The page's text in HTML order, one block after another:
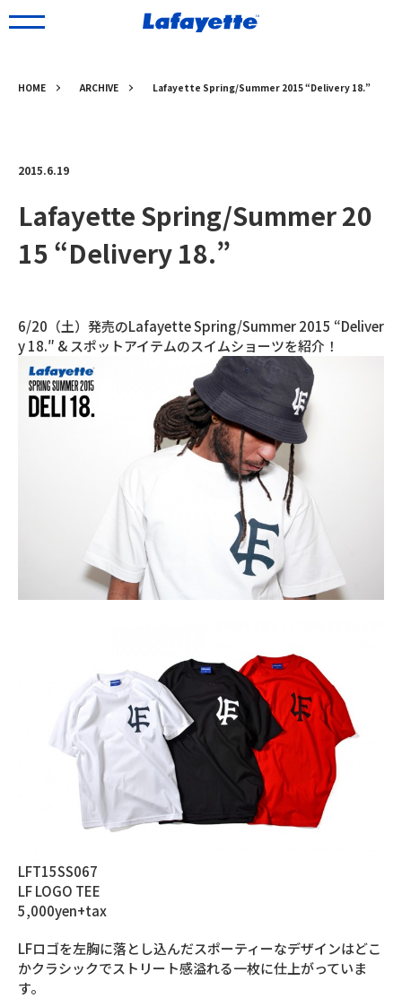
HOME ARCHIVE Lafayette Spring/Summer 2015 “Delivery 18.”
2015.6.19
Lafayette Spring/Summer 20
15 “Delivery 18.”
6/20（土）発売のLafayette Spring/Summer 2015 “Deliver
y 18.″ & スポットアイテムのスイムショーツを紹介！
LFT15SS067
LF LOGO TEE
5,000yen+tax
LFロゴを左胸に落とし込んだスポーティーなデザインはどこ
かクラシックでストリート感溢れる一枚に仕上がっていま
す。